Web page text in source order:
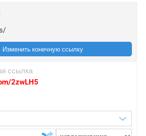
Изменить конечную ссылку
ссылка
2zwLH5